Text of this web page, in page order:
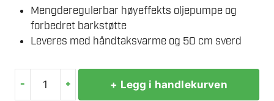
Mengderegulerbar høyeffekts oljepumpe og
forbedret barkstøtte
Leveres med håndtaksvarme og 50 cm sverd
- + + Legg i handlekurven